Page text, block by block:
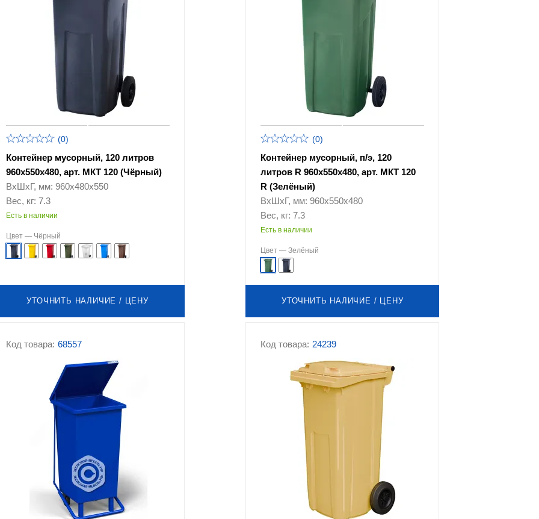
(0)
Контейнер мусорный, 120 литров
960х550х480, арт. МКТ 120 (Чёрный)
ВхШхГ, мм: 960х480х550
Вес, кг: 7.3
Есть в наличии
Цвет — Чёрный
УТОЧНИТЬ НАЛИЧИЕ / ЦЕНУ
(0)
Контейнер мусорный, п/э, 120
литров R 960х550х480, арт. МКТ 120
R (Зелёный)
ВхШхГ, мм: 960х550х480
Вес, кг: 7.3
Есть в наличии
Цвет —Зелёный
УТОЧНИТЬ НАЛИЧИЕ / ЦЕНУ
Код товара: 68557 Код товара: 24239